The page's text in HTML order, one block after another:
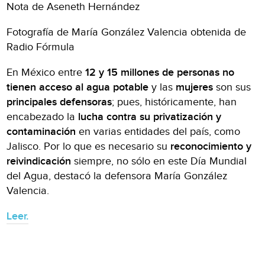
Nota de Aseneth Hernández
Fotografía de María González Valencia obtenida de
Radio Fórmula
En México entre12 y 15 millones de personas no
tienen acceso al agua potable y las mujeresson sus
principales defensoras; pues, históricamente, han
encabezado la lucha contra su privatización y
contaminación en varias entidades del país, como
Jalisco. Por lo que es necesario su reconocimiento y
reivindicación siempre, no sólo en este Día Mundial
del Agua, destacó la defensora María González
Valencia.
Leer.